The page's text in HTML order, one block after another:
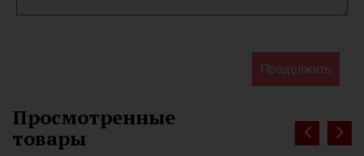
Продолжить
Просмотренные
товары